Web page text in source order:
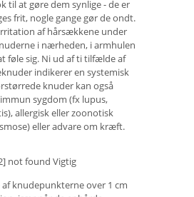
til at gøre dem synlige - de er
frit, nogle gange gør de ondt.
af hårsækkene under
i nærheden, i armhulen
føle sig. Ni ud af ti tilfælde af
indikerer en systemisk
knuder kan også
sygdom (fx lupus,
allergisk eller zoonotisk
eller advare om kræft.
not found Vigtig
knudepunkterne over 1 cm